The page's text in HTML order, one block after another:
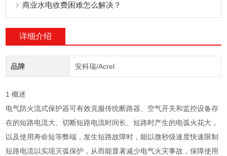
商业水电收费困难怎么解决？
详细介绍
品牌 安科瑞/Acrel
1 概述
电气防火流式保护器可有效克服传统断路器、空气开关和监控设备存
在的短路电流大、切断短路电流时间长、短路时产生的电弧火花大，
以及使用寿命短等弊端，发生短路故障时，能以微秒级速度快速限制
短路电流以实现灭弧保护，从而能显著减少电气火灾事故，保障使用